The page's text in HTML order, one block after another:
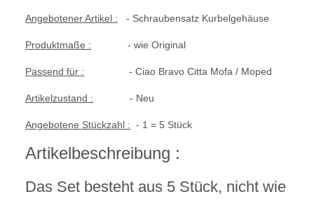
Angebotener Artikel : - Schraubensatz Kurbelgehäuse
Produktmaße : - wie Original
Passend für : - Ciao Bravo Citta Mofa / Moped
Artikelzustand : - Neu
Angebotene Stückzahl : - 1 = 5 Stück
Artikelbeschreibung :
Das Set besteht aus 5 Stück, nicht wie